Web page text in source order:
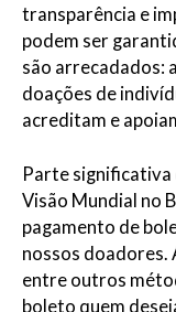
transparência e
podem ser
são arrecadados:
doações de
acreditam e
Parte significativa
Visão Mundial no
pagamento de
nossos doadores.
entre outros
boleto quem